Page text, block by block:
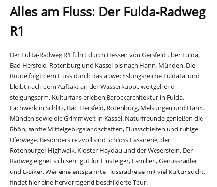
Alles am Fluss: Der Fulda-Radweg
R1
Der Fulda-Radweg R1 führt durch Hessen von Gersfeld über Fulda,
Bad Hersfeld, Rotenburg und Kassel bis nach Hann. Münden. Die
Route folgt dem Fluss durch das abwechslungsreiche Fuldatal und
bleibt nach dem Auftakt an der Wasserkuppe weitgehend
steigungsarm. Kulturfans erleben Barockarchitektur in Fulda,
Fachwerk in Schlitz, Bad Hersfeld, Rotenburg, Melsungen und Hann.
Münden sowie die Grimmwelt in Kassel. Naturfreunde genießen die
Rhön, sanfte Mittelgebirgslandschaften, Flussschleifen und ruhige
Uferwege. Besonders reizvoll sind Schloss Fasanerie, der
Rotenburger Highwalk, Kloster Haydau und der Weserstein. Der
Radweg eignet sich sehr gut für Einsteiger, Familien, Genussradler
und E-Biker. Wer eine entspannte Flussradreise mit viel Kultur sucht,
findet hier eine hervorragend beschilderte Tour.